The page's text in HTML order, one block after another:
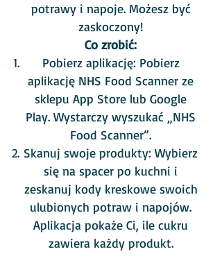
potrawy i napoje. Możesz być
zaskoczony!
Co zrobić:
Pobierz aplikację: Pobierz
aplikację NHS Food Scanner ze
sklepu App Store lub Google
Play. Wystarczy wyszukać „NHS
Food Scanner”.
Skanuj swoje produkty: Wybierz
się na spacer po kuchni i
zeskanuj kody kreskowe swoich
ulubionych potraw i napojów.
Aplikacja pokaże Ci, ile cukru
zawiera każdy produkt.